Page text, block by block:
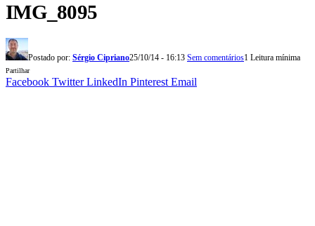
IMG_8095
Postado por: Sérgio Cipriano25/10/14 - 16:13 Sem comentários1 Leitura mínima
Partilhar
Facebook Twitter LinkedIn Pinterest Email